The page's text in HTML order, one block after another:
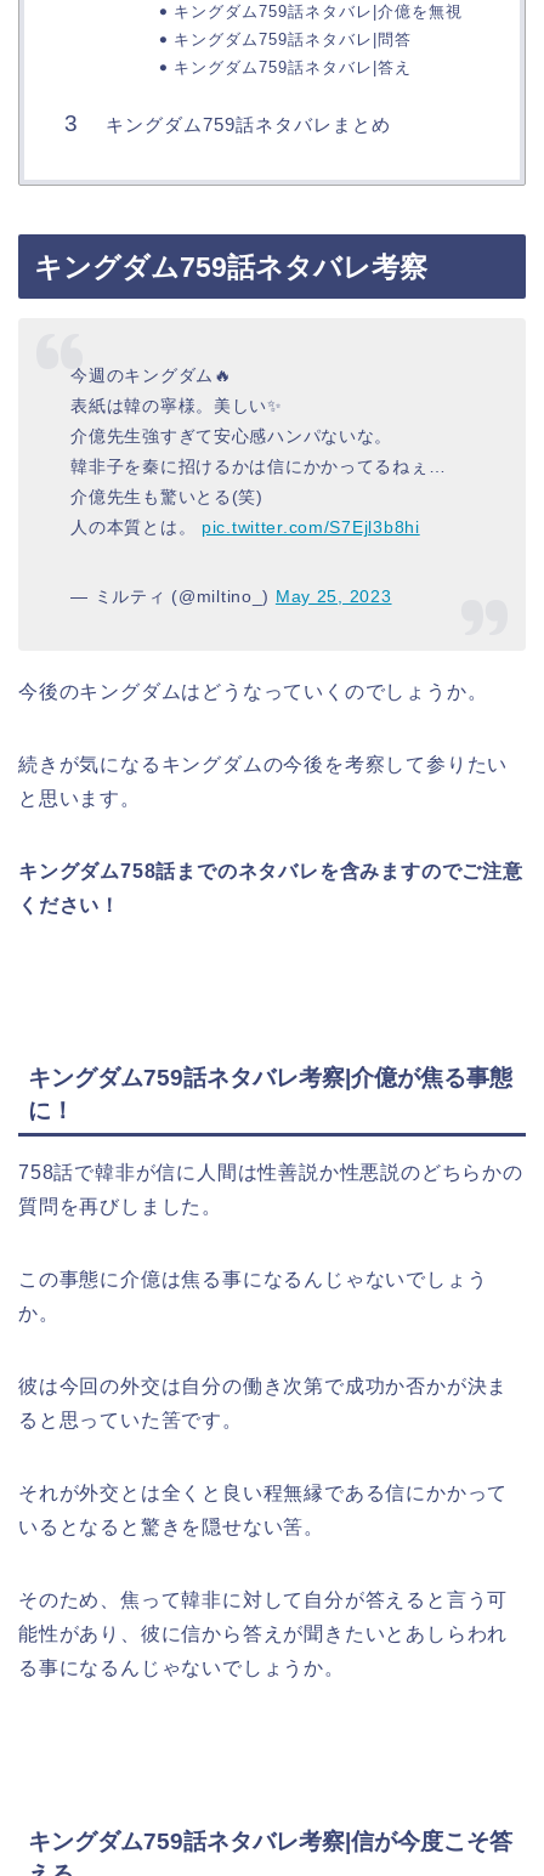
キングダム759話ネタバレ|介億を無視
キングダム759話ネタバレ|問答
キングダム759話ネタバレ|答え
キングダム759話ネタバレまとめ
キングダム759話ネタバレ考察
今週のキングダム🔥
表紙は韓の寧様。美しい✨
介億先生強すぎて安心感ハンパないな。
韓非子を秦に招けるかは信にかかってるねぇ…
介億先生も驚いとる(笑)
人の本質とは。 pic.twitter.com/S7Ejl3b8hi
— ミルティ (@miltino_) May 25, 2023
今後のキングダムはどうなっていくのでしょうか。
続きが気になるキングダムの今後を考察して参りたい
と思います。
キングダム758話までのネタバレを含みますのでご注意
ください！
キングダム759話ネタバレ考察|介億が焦る事態
に！
758話で韓非が信に人間は性善説か性悪説のどちらかの
質問を再びしました。
この事態に介億は焦る事になるんじゃないでしょう
か。
彼は今回の外交は自分の働き次第で成功か否かが決ま
ると思っていた筈です。
それが外交とは全くと良い程無縁である信にかかって
いるとなると驚きを隠せない筈。
そのため、焦って韓非に対して自分が答えると言う可
能性があり、彼に信から答えが聞きたいとあしらわれ
る事になるんじゃないでしょうか。
キングダム759話ネタバレ考察|信が今度こそ答